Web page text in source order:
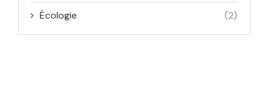
Écologie (2)